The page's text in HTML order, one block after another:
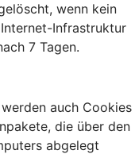
wenn kein
Infrastruktur
7 Tagen.
auch Cookies
die über den
abgelegt